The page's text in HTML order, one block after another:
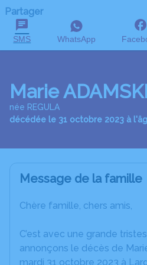
Partager
SMS WhatsApp
Marie ADAMSKI
née REGULA
décédée le 31 octobre 2023 à
Message de la famille
Chère famille, chers amis,
C’est avec une grande
annonçons le décès de
mardi 31 octobre 2023 à